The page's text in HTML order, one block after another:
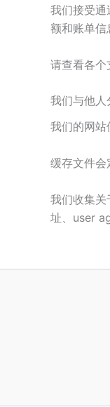
我们接受
额和账单信
请查看各个
我们与他人
我们的网站
缓存文件会
我们收集
址、user